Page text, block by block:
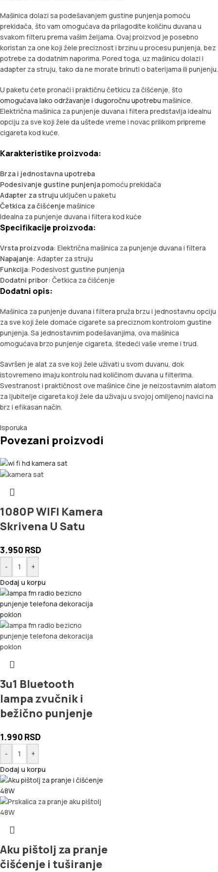
Mašinica dolazi sa podešavanjem gustine punjenja pomoću
prekidača, što vam omogućava da prilagodite količinu duvana u
svakom filteru prema vašim željama. Ovaj proizvod je posebno
koristan za one koji žele preciznost i brzinu u procesu punjenja, bez
potrebe za dodatnim naporima. Pored toga, uz mašinicu dolazi i
adapter za struju, tako da ne morate brinuti o baterijama ili punjenju.
U paketu ćete pronaći i praktičnu četkicu za čišćenje, što
omogućava lako održavanje i dugoročnu upotrebu mašinice.
Električna mašinica za punjenje duvana i filtera predstavlja idealnu
opciju za sve koji žele da uštede vreme i novac prilikom pripreme
cigareta kod kuće.
Karakteristike proizvoda:
Brza i jednostavna upotreba
Podesivanje gustine punjenjapomoću prekidača
Adapter za struju uključen u paketu
Četkica za čišćenje mašinice
Idealna za punjenje duvana i filtera kod kuće
Specifikacije proizvoda:
Vrsta proizvoda: Električna mašinica za punjenje duvana i filtera
Napajanje: Adapter za struju
Funkcija: Podesivost gustine punjenja
Dodatni pribor: Četkica za čišćenje
Dodatni opis:
Mašinica za punjenje duvana i filtera pruža brzu i jednostavnu opciju
za sve koji žele domaće cigarete sa preciznom kontrolom gustine
punjenja. Sa jednostavnim podešavanjima, ova mašinica
omogućava brzo punjenje cigareta, štedeći vaše vreme i trud.
Savršen je alat za sve koji žele uživati u svom duvanu, dok
istovremeno imaju kontrolu nad količinom duvana u filterima.
Svestranost i praktičnost ove mašinice čine je neizostavnim alatom
za ljubitelje cigareta koji žele da uživaju u svojoj omiljenoj navici na
brz i efikasan način.
Isporuka
Povezani proizvodi
1080P WIFI Kamera
Skrivena U Satu
3.950 RSD
-
+
Dodaj u korpu
3u1 Bluetooth
lampa zvučnik i
bežično punjenje
1.990 RSD
-
+
Dodaj u korpu
Aku pištolj za pranje
čišćenje i tuširanje